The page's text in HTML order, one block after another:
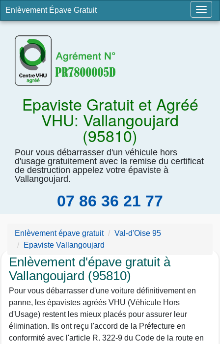
Enlèvement Épave Gratuit
Epaviste Gratuit et Agréé
VHU: Vallangoujard
(95810)
Pour vous débarrasser d'un véhicule hors
d'usage gratuitement avec la remise du certificat
de destruction appelez votre épaviste à
Vallangoujard.
07 86 36 21 77
Enlèvement épave gratuit
Val-d'Oise 95
Epaviste Vallangoujard
Enlèvement d'épave gratuit à
Vallangoujard (95810)
Pour vous débarrasser d'une voiture définitivement en
panne, les épavistes agréés VHU (Véhicule Hors
d'Usage) restent les mieux placés pour assurer leur
élimination. Ils ont reçu l'accord de la Préfecture en
conformité avec l'article R. 322-9 du Code de la route en